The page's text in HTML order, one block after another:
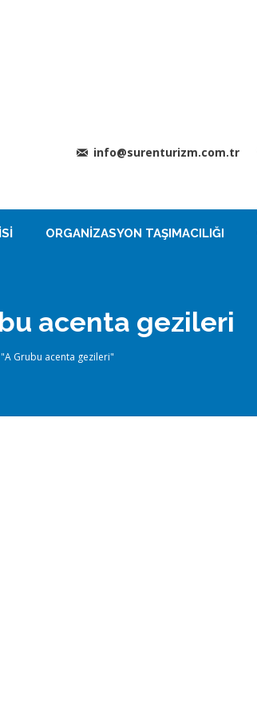
info@surenturizm.com.tr
ORGANIZASYON TAŞIMACILIĞI
acenta gezileri
Grubu acenta gezileri"